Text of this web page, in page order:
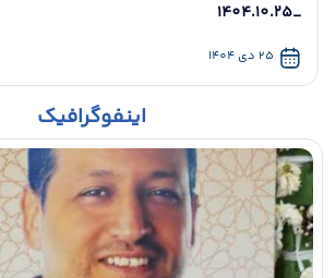
حضور استاندار قزوین در مراسم یادبود شهیده حنانه علیزاده
_1404.10.25
25 دی 1404
اینفوگرافیک